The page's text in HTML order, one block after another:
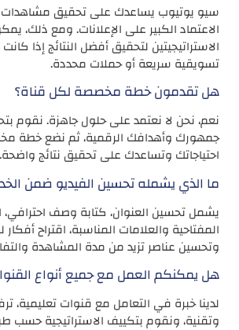
سيو يوتيوب يساعدك على تحقيق
الاعتماد الكبير على الإعلانات. ومع ذلك،
الاستراتيجيتين لتحقيق أفضل النتائج إذا
تسويقية سريعة أو حملات محددة.
هل تقدمون خطة مخصصة لكل قناة؟
نعم، نحن لا نعتمد على حلول جاهزة. نقوم
جمهورك وأهدافك الرقمية، ثم نضع خطة
احتياجاتك وتساعدك على تحقيق نتائج واضحة.
ما الذي يشمله تحسين الفيديو ضمن
يشمل تحسين العنوان، كتابة وصف احترافي،
المفتاحية والعلامات المناسبة، اقتراح
وتحسين عناصر تزيد من مدة المشاهدة
هل يمكنكم العمل مع جميع أنواع
لدينا خبرة في التعامل مع قنوات تعليمية،
وتقنية، ونقوم بتكييف الاستراتيجية حسب